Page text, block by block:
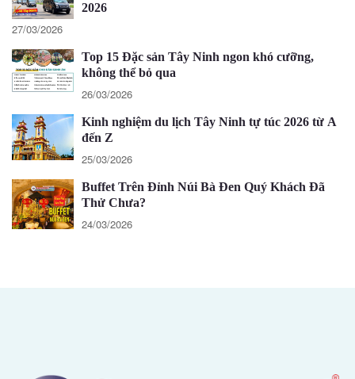
2026
27/03/2026
Top 15 Đặc sản Tây Ninh ngon khó cưỡng,
không thể bỏ qua
26/03/2026
Kinh nghiệm du lịch Tây Ninh tự túc 2026 từ A
đến Z
25/03/2026
Buffet Trên Đỉnh Núi Bà Đen Quý Khách Đã
Thử Chưa?
24/03/2026